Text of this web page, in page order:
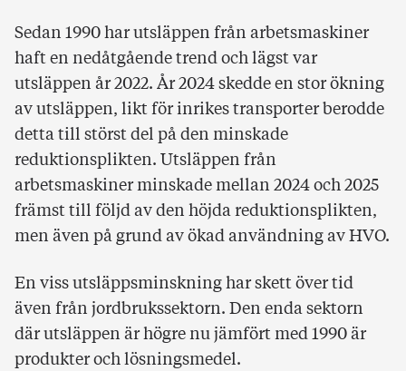
Sedan 1990 har utsläppen från arbetsmaskiner
haft en nedåtgående trend och lägst var
utsläppen år 2022. År 2024 skedde en stor ökning
av utsläppen, likt för inrikes transporter berodde
detta till störst del på den minskade
reduktionsplikten. Utsläppen från
arbetsmaskiner minskade mellan 2024 och 2025
främst till följd av den höjda reduktionsplikten,
men även på grund av ökad användning av HVO.
En viss utsläppsminskning har skett över tid
även från jordbrukssektorn. Den enda sektorn
där utsläppen är högre nu jämfört med 1990 är
produkter och lösningsmedel.